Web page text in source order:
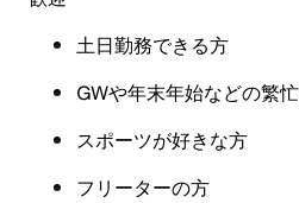
土日勤務できる方
GWや年末年始などの繁
スポーツが好きな方
フリーターの方